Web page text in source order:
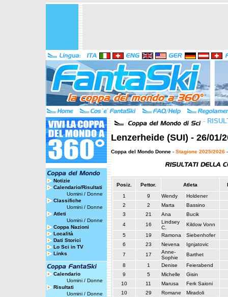
Notizie
Calendario/Risultati
Uomini / Donne
Classifiche
Uomini / Donne
Atleti
Uomini / Donne
Coppa Nazioni
Località
Dati Storici
Lo Sci in TV
Links
Calendario
Uomini / Donne
Risultati
Uomini / Donne
-
Lenzerheide (SUI) - 26/01/
Coppa del Mondo Donne - Stagione 2025/2026
Posiz. Pettor. Atleta
1
9 Wendy
Holdener
2
2 Marta
Bassino
3
21 Ana
Bucik
4
16
Lindsey
C.
Kildow Vonn
5
19 Ramona
Siebenhofer
6
23 Nevena
Ignjatovic
7
17
Anne-
Sophie
Barthet
8
1 Denise
Feierabend
9
5 Michelle
Gisin
10
11 Marusa
Ferk Saioni
10
29 Romane
Miradoli